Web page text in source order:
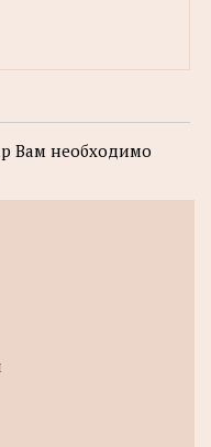
Вам необходимо